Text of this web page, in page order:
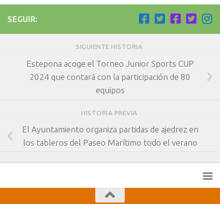
SEGUIR:
SIGUIENTE HISTORIA
Estepona acoge el Torneo Junior Sports CUP
2024 que contará con la participación de 80
equipos
HISTORIA PREVIA
El Ayuntamiento organiza partidas de ajedrez en
los tableros del Paseo Marítimo todo el verano